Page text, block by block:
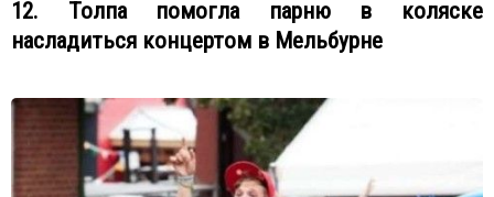
12. Толпа помогла парню в коляске
насладиться концертом в Мельбурне